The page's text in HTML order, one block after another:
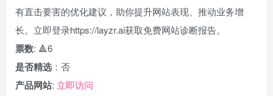
有直击要害的优化建议，助你提升网站表现、推动业务增
长。立即登录https://layzr.ai获取免费网站诊断报告。
票数: 🔺6
是否精选 ：否
产品网站: 立即访问